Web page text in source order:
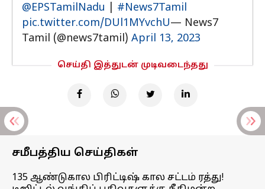
@EPSTamilNadu
#News7Tamil
pic.twitter.com/DUl1MYvchU— News7
Tamil (@news7tamil) April 13, 2023
செய்தி இத்துடன் முடிவடைந்தது
சமீபத்திய செய்திகள்
135 ஆண்டுகால பிரிட்டிஷ் கால சட்டம் ரத்து!